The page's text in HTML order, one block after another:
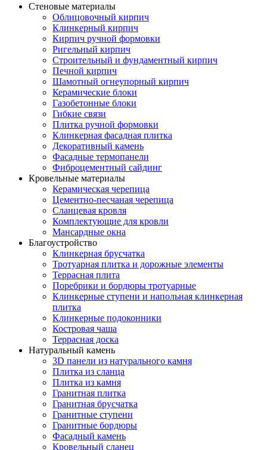
Стеновые материалы
Облицовочный кирпич
Клинкерный кирпич
Кирпич ручной формовки
Ригельный кирпич
Строительный и фундаментный кирпич
Печной кирпич
Шамотный огнеупорный кирпич
Керамические блоки
Газобетонные блоки
Гибкие связи
Плитка ручной формовки
Клинкерная фасадная плитка
Декоративный камень
Фасадные термопанели
Фиброцементный сайдинг
Кровельные материалы
Керамическая черепица
Цементно-песчаная черепица
Сланцевая кровля
Комплектующие для кровли
Мансардные окна
Благоустройство
Клинкерная брусчатка
Тротуарная плитка и дорожные элементы
Террасная плита
Поребрики и бордюры тротуарные
Клинкерные ступени и напольная клинкерная
плитка
Клинкерные подоконники
Костровая чаша
Террасная доска
Натуральный камень
3D панели из натурального камня
Плитка из сланца
Плитка из камня
Гранитная плитка
Гранитная брусчатка
Гранитные ступени
Гранитные бордюры
Фасадный камень
Кровельный сланец